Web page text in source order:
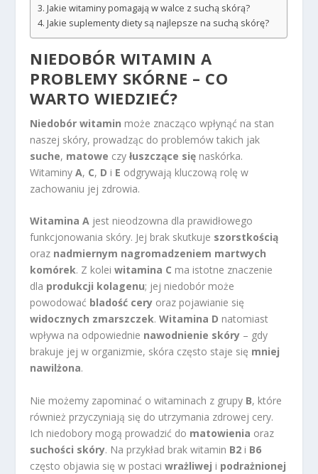
Jakie witaminy pomagają w walce z suchą skórą?
Jakie suplementy diety są najlepsze na suchą skórę?
NIEDOBÓR WITAMIN A
PROBLEMY SKÓRNE – CO
WARTO WIEDZIEĆ?
Niedobór witamin może znacząco wpłynąć na stan
naszej skóry, prowadząc do problemów takich jak
suche, matowe czyłuszczące się naskórka.
WitaminyA, C, D i E odgrywają kluczową rolę w
zachowaniu jej zdrowia.
Witamina A jest nieodzowna dla prawidłowego
funkcjonowania skóry. Jej brak skutkuje szorstkością
oraz nadmiernym nagromadzeniem martwych
komórek. Z koleiwitamina C ma istotne znaczenie
dla produkcji kolagenu; jej niedobór może
powodować bladość cery oraz pojawianie się
widocznych zmarszczek.Witamina D natomiast
wpływa na odpowiednie nawodnienie skóry – gdy
brakuje jej w organizmie, skóra często staje się mniej
nawilżona.
Nie możemy zapominać o witaminach z grupy B, które
również przyczyniają się do utrzymania zdrowej cery.
Ich niedobory mogą prowadzić do matowienia oraz
suchości skóry. Na przykład brak witamin B2 i B6
często objawia się w postaciwrażliwej i podrażnionej